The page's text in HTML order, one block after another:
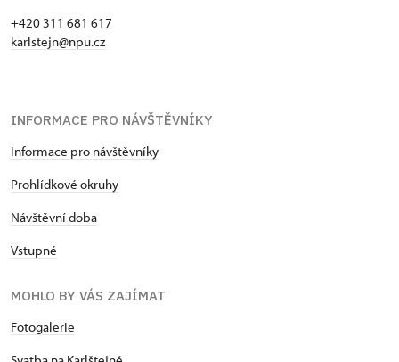
+420 311 681 617
karlstejn@npu.cz
INFORMACE PRO NÁVŠTĚVNÍKY
Informace pro návštěvníky
Prohlídkové okruhy
Návštěvní doba
Vstupné
MOHLO BY VÁS ZAJÍMAT
Fotogalerie